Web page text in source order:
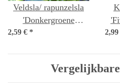
Veldsla/ rapunzelsla
'Donkergroene
rasechte' (Valerianella
2,59 € * 2,99